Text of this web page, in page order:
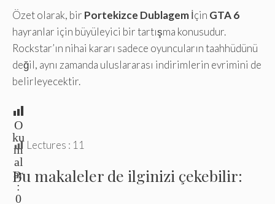
Özet olarak, bir Portekizce Dublagemİçin GTA 6
hayranlar için büyüleyici bir tartışma konusudur.
Rockstar’ın nihai kararı sadece oyuncuların taahhüdünü
değil, aynı zamanda uluslararası indirimlerin evrimini de
belirleyecektir.
O
ku
m
al
ar
:
0
Lectures : 11
Bu makaleler de ilginizi çekebilir: